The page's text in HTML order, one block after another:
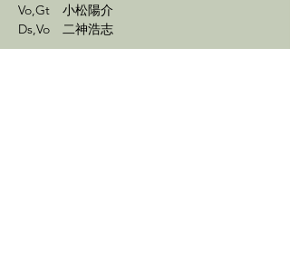
Vo,Gt　小松陽介
Ds,Vo　二神浩志